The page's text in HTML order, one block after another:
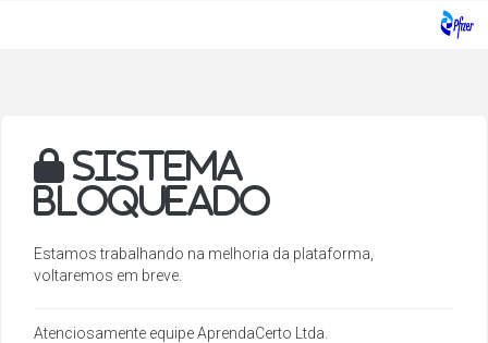
Sistema
bloqueado
Estamos trabalhando na melhoria da plataforma,
voltaremos em breve.
Atenciosamente equipe AprendaCerto Ltda.